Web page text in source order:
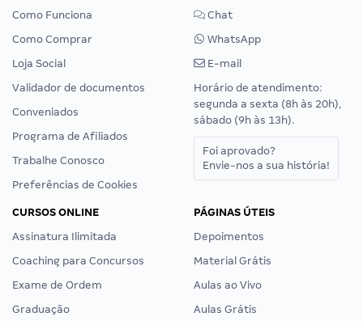
Como Funciona
Como Comprar
Loja Social
Validador de documentos
Conveniados
Programa de Afiliados
Trabalhe Conosco
Preferências de Cookies
Chat
WhatsApp
E-mail
Horário de atendimento:
segunda a sexta (8h às 20h),
sábado (9h às 13h).
Foi aprovado?
Envie-nos a sua história!
CURSOS ONLINE
Assinatura Ilimitada
Coaching para Concursos
Exame de Ordem
Graduação
PÁGINAS ÚTEIS
Depoimentos
Material Grátis
Aulas ao Vivo
Aulas Grátis